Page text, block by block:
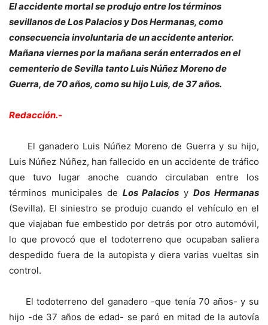
El accidente mortal se produjo entre los términos
sevillanos de Los Palacios y Dos Hermanas, como
consecuencia involuntaria de un accidente anterior.
Mañana viernes por la mañana serán enterrados en el
cementerio de Sevilla tanto Luis Núñez Moreno de
Guerra, de 70 años, como su hijo Luis, de 37 años.
Redacción.-
El ganadero Luis Núñez Moreno de Guerra y su hijo,
Luis Núñez Núñez, han fallecido en un accidente de tráfico
que tuvo lugar anoche cuando circulaban entre los
términos municipales de Los Palacios yDos Hermanas
(Sevilla). El siniestro se produjo cuando el vehículo en el
que viajaban fue embestido por detrás por otro automóvil,
lo que provocó que el todoterreno que ocupaban saliera
despedido fuera de la autopista y diera varias vueltas sin
control.
El todoterreno del ganadero -que tenía 70 años- y su
hijo -de 37 años de edad- se paró en mitad de la autovía